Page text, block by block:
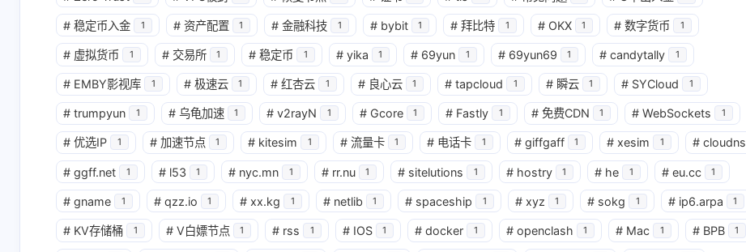
# 稳定币入金 1 # 资产配置 1 # 金融科技 1 # bybit 1 # 拜比特 1 # OKX 1 # 数字货币 1
# 虚拟货币 1 # 交易所 1 # 稳定币 1 # yika 1 # 69yun 1 # 69yun69 1 # candytally 1
# EMBY影视库 1 # 极速云 1 # 红杏云 1 # 良心云 1 # tapcloud 1 # 瞬云 1 # SYCloud 1
# trumpyun 1 # 乌龟加速 1 # v2rayN 1 # Gcore 1 # Fastly 1 # 免费CDN 1 # WebSockets 1
# 优选IP 1 # 加速节点 1 # kitesim 1 # 流量卡 1 # 电话卡 1 # giffgaff 1 # xesim 1 # cloudns
# ggff.net 1 # l53 1 # nyc.mn 1 # rr.nu 1 # sitelutions 1 # hostry 1 # he 1 # eu.cc 1
# gname 1 # qzz.io 1 # xx.kg 1 # netlib 1 # spaceship 1 # xyz 1 # sokg 1 # ip6.arpa 1
# KV存储桶 1 # V白嫖节点 1 # rss 1 # IOS 1 # docker 1 # openclash 1 # Mac 1 # BPB 1